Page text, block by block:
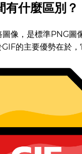
什麼區別？
像，是標準PNG圖
的主要優勢在於